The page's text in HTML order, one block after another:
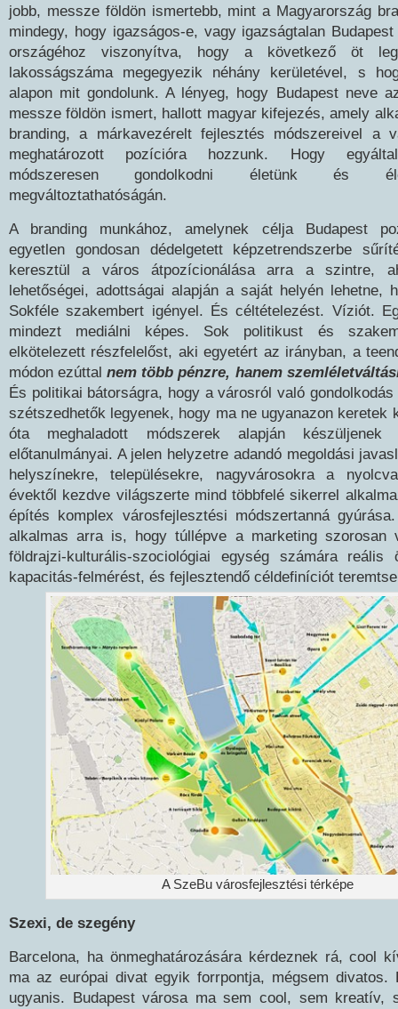
jobb, messze földön ismertebb, mint a Magyarország
mindegy, hogy igazságos-e, vagy igazságtalan
országéhoz viszonyítva, hogy a következő öt
lakosságszáma megegyezik néhány kerületével, s
alapon mit gondolunk. A lényeg, hogy Budapest neve
messze földön ismert, hallott magyar kifejezés, amely
branding, a márkavezérelt fejlesztés módszereivel a
meghatározott pozícióra hozzunk. Hogy
módszeresen gondolkodni életünk és
megváltoztathatóságán.
A branding munkához, amelynek célja Budapest
egyetlen gondosan dédelgetett képzetrendszerbe
keresztül a város átpozícionálása arra a szintre,
lehetőségei, adottságai alapján a saját helyén lehetne,
Sokféle szakembert igényel. És céltételezést. Víziót.
mindezt mediálni képes. Sok politikust és
elkötelezett részfelelőst, aki egyetért az irányban, a
módon ezúttalnem több pénzre, hanem
És politikai bátorságra, hogy a városról való
szétszedhetők legyenek, hogy ma ne ugyanazon keretek
óta meghaladott módszerek alapján készüljenek
előtanulmányai. A jelen helyzetre adandó megoldási
helyszínekre, településekre, nagyvárosokra a
évektől kezdve világszerte mind többfelé sikerrel
építés komplex városfejlesztési módszertanná
alkalmas arra is, hogy túllépve a marketing szorosan
földrajzi-kulturális-szociológiai egység számára reális
kapacitás-felmérést, és fejlesztendő céldefiníciót
A SzeBu városfejlesztési térképe
Szexi, de szegény
Barcelona, ha önmeghatározására kérdeznek rá, cool
ma az európai divat egyik forrpontja, mégsem divatos.
ugyanis. Budapest városa ma sem cool, sem kreatív,